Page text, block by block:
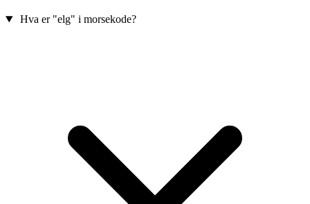
Hva er "elg" i morsekode?